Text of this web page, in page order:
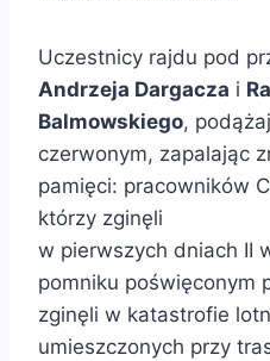
Uczestnicy rajdu pod
Andrzeja Dargacza i
Balmowskiego,
czerwonym, zapalając
pamięci: pracowników
którzy zginęli
w pierwszych dniach II
pomniku poświęconym
zginęli w katastrofie
umieszczonych przy